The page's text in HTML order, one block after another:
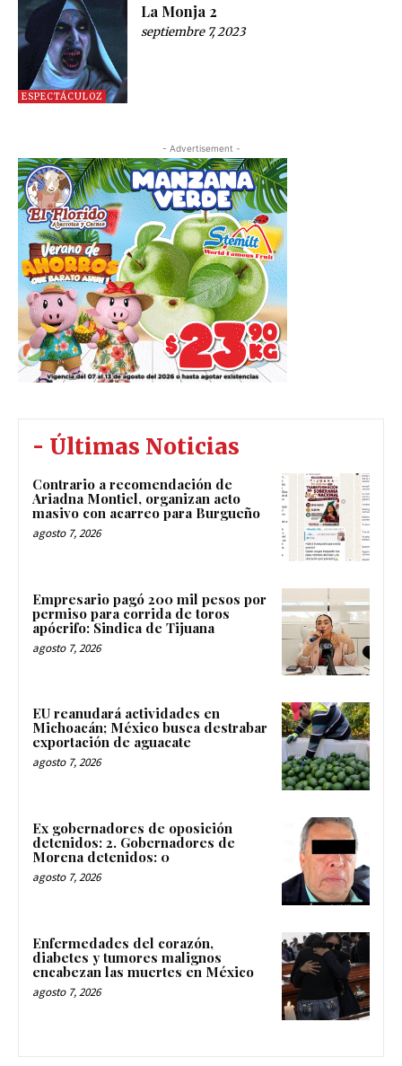
ESPECTÁCULOZ
La Monja 2
septiembre 7, 2023
- Advertisement -
- Últimas Noticias
Contrario a recomendación de
Ariadna Montiel, organizan acto
masivo con acarreo para Burgueño
agosto 7, 2026
Empresario pagó 200 mil pesos por
permiso para corrida de toros
apócrifo: Sindica de Tijuana
agosto 7, 2026
EU reanudará actividades en
Michoacán; México busca destrabar
exportación de aguacate
agosto 7, 2026
Ex gobernadores de oposición
detenidos: 2. Gobernadores de
Morena detenidos: 0
agosto 7, 2026
Enfermedades del corazón,
diabetes y tumores malignos
encabezan las muertes en México
agosto 7, 2026